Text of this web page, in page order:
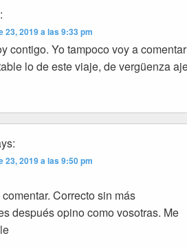
23, 2019 a las 9:33 pm
contigo. Yo tampoco voy a
lo de este viaje, de vergüenza
23, 2019 a las 9:50 pm
Correcto sin más
después opino como vosotras. Me